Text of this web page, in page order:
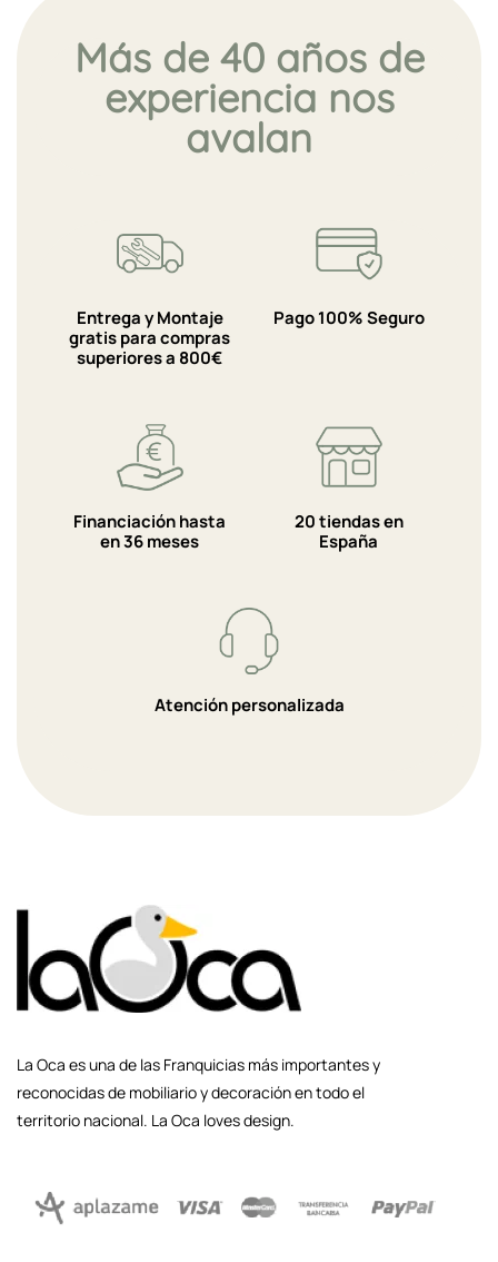
Más de 40 años de
experiencia nos
avalan
Entrega y Montaje
gratis para compras
superiores a 800€
Pago 100% Seguro
Financiación hasta
en 36 meses
20 tiendas en
España
Atención personalizada
La Oca es una de las Franquicias más importantes y
reconocidas de mobiliario y decoración en todo el
territorio nacional. La Oca loves design.